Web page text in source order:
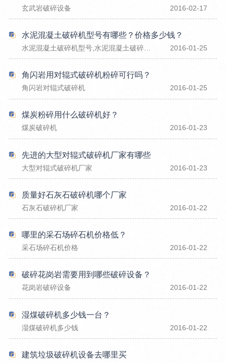
玄武岩破碎设备 2016-02-17
水泥混凝土破碎机型号有哪些？价格多少钱？
水泥混凝土破碎机型号,水泥混凝土破碎机价格 2016-01-25
角闪岩用对辊式破碎机粉碎可行吗？
角闪岩对辊式破碎机 2016-01-25
煤炭粉碎用什么破碎机好？
煤炭破碎机 2016-01-23
先进的大型对辊式破碎机厂家有哪些
大型对辊式破碎机厂家 2016-01-23
质量好石灰石破碎机哪个厂家
石灰石破碎机厂家 2016-01-22
哪里的采石场碎石机价格低？
采石场碎石机价格 2016-01-22
破碎花岗岩需要用到哪些破碎设备？
花岗岩破碎设备 2016-01-22
湿煤破碎机多少钱一台？
湿煤破碎机多少钱 2016-01-22
建筑垃圾破碎机设备去哪里买